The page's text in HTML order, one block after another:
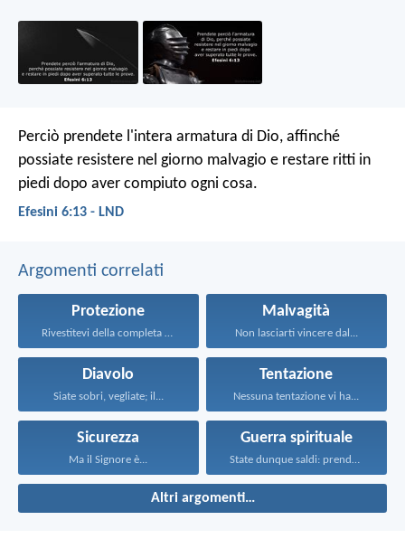
Perciò prendete l'intera armatura di Dio, affinché
possiate resistere nel giorno malvagio e restare ritti in
piedi dopo aver compiuto ogni cosa.
Efesini 6:13 - LND
Argomenti correlati
Protezione
Rivestitevi della completa armatura...
Malvagità
Non lasciarti vincere dal...
Diavolo
Siate sobri, vegliate; il...
Tentazione
Nessuna tentazione vi ha...
Sicurezza
Ma il Signore è...
Guerra spirituale
State dunque saldi: prendete...
Altri argomenti…